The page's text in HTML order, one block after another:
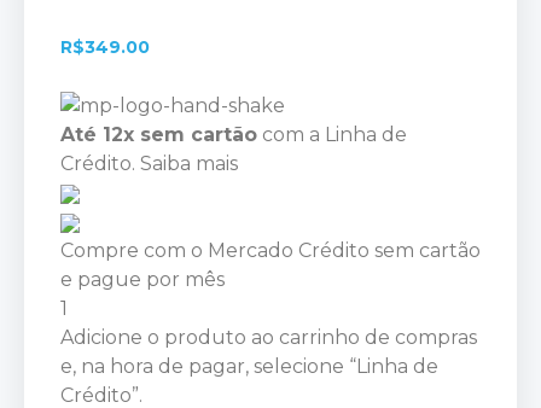
R$349.00
Até 12x sem cartão com a Linha de
Crédito. Saiba mais
Compre com o Mercado Crédito sem cartão
e pague por mês
1
Adicione o produto ao carrinho de compras
e, na hora de pagar, selecione “Linha de
Crédito”.